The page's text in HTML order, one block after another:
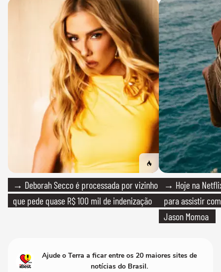
→ Deborah Secco é processada por vizinho
que pede quase R$ 100 mil de indenização
→ Hoje na
para assistir
Jason Momoa
Ajude o Terra a ficar entre os 20 maiores sites de
notícias do Brasil.